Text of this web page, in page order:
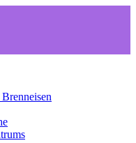
Grasdorf